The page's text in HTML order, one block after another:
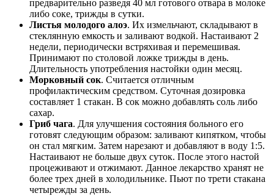
предварительно разведя 40 мл готового отвара в молоке
либо соке, трижды в сутки.
Листья молодого алоэ. Их измельчают, складывают в
стеклянную емкость и заливают водкой. Настаивают 2
недели, периодически встряхивая и перемешивая.
Принимают по столовой ложке трижды в день.
Длительность употребления настойки один месяц.
Морковный сок. Считается отличным
профилактическим средством. Суточная дозировка
составляет 1 стакан. В сок можно добавлять соль либо
сахар.
Гриб чага. Для улучшения состояния больного его
готовят следующим образом: заливают кипятком, чтобы
он стал мягким. Затем нарезают и добавляют в воду 1:5.
Настаивают не больше двух суток. После этого настой
процеживают и отжимают. Данное лекарство хранят не
более трех дней в холодильнике. Пьют по трети стакана
четырежды за день.